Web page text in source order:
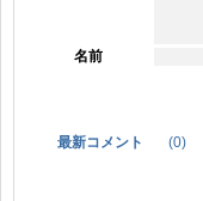
名前
最新コメント (0)